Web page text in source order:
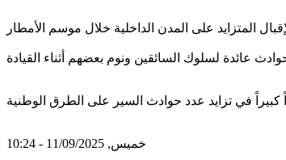
خميس, 11/09/2025 - 10:24